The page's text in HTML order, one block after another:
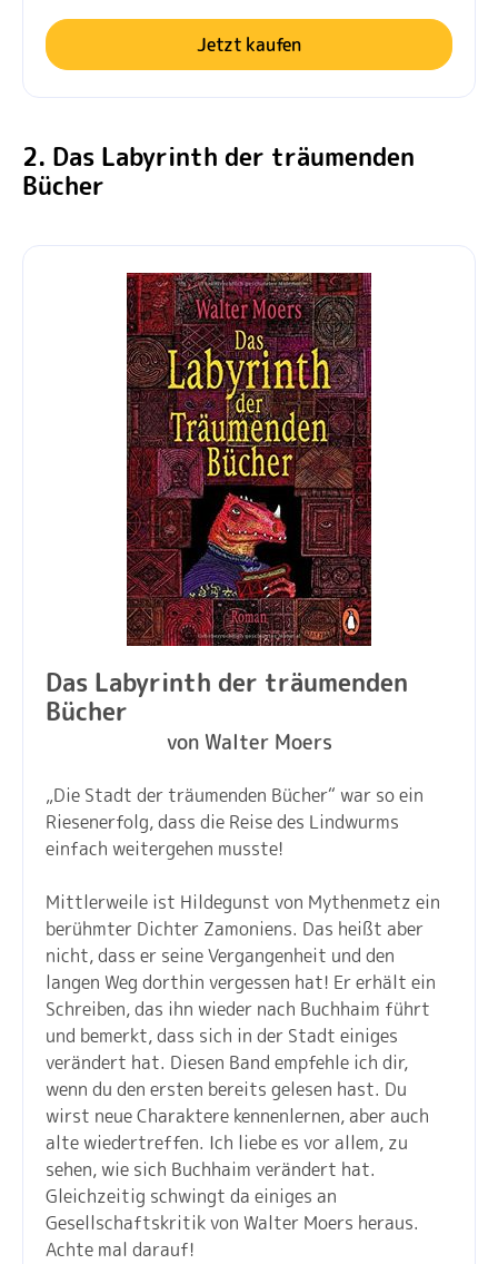
Jetzt kaufen
2. Das Labyrinth der träumenden
Bücher
Das Labyrinth der träumenden
Bücher
von Walter Moers
„Die Stadt der träumenden Bücher“ war so ein
Riesenerfolg, dass die Reise des Lindwurms
einfach weitergehen musste!
Mittlerweile ist Hildegunst von Mythenmetz ein
berühmter Dichter Zamoniens. Das heißt aber
nicht, dass er seine Vergangenheit und den
langen Weg dorthin vergessen hat! Er erhält ein
Schreiben, das ihn wieder nach Buchhaim führt
und bemerkt, dass sich in der Stadt einiges
verändert hat. Diesen Band empfehle ich dir,
wenn du den ersten bereits gelesen hast. Du
wirst neue Charaktere kennenlernen, aber auch
alte wiedertreffen. Ich liebe es vor allem, zu
sehen, wie sich Buchhaim verändert hat.
Gleichzeitig schwingt da einiges an
Gesellschaftskritik von Walter Moers heraus.
Achte mal darauf!